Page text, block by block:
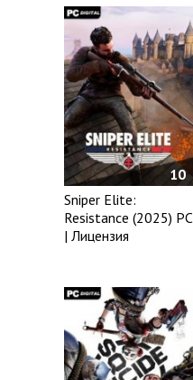
10
Sniper Elite:
Resistance (2025) PC
| Лицензия